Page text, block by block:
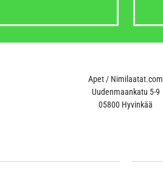
Apet / Nimilaatat.com
Uudenmaankatu 5-9
05800 Hyvinkää